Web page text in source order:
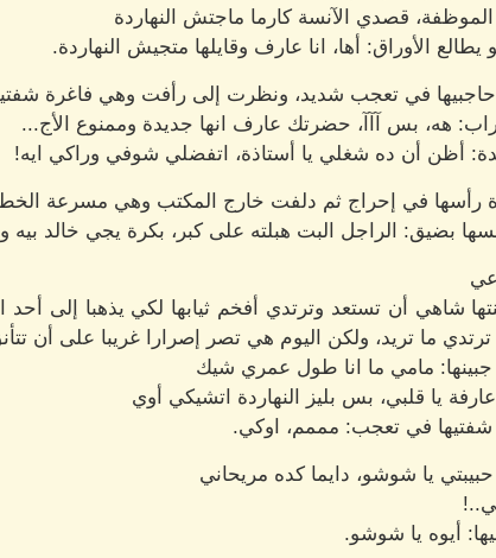
قصدي الآنسة كارما ماجتش النهاردة
الأوراق: أها، انا عارف وقايلها متجيش النهاردة.
في تعجب شديد، ونظرت إلى رأفت وهي فاغرة
هه، بس آآآ، حضرتك عارف انها جديدة وممنوع الأج...
أظن أن ده شغلي يا أستاذة، اتفضلي شوفي وراكي ايه!
رأسها في إحراج ثم دلفت خارج المكتب وهي مسرعة
بضيق: الراجل البت هبلته على كبر، بكرة يجي خالد بيه
شاهي أن تستعد وترتدي أفخم ثيابها لكي يذهبا إلى
ترتدي ما تريد، ولكن اليوم هي تصر إصرارا غريبا على أن
مامي ما انا طول عمري شيك
يا قلبي، بس بليز النهاردة اتشيكي أوي
في تعجب: مممم، اوكي.
يا شوشو، دايما كده مريحاني
أيوه يا شوشو.